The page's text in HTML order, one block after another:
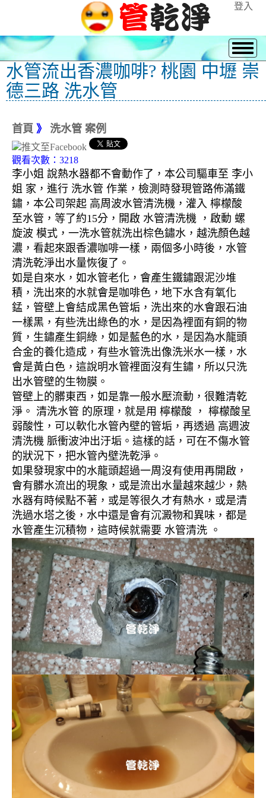
登入
水管流出香濃咖啡? 桃園 中壢 崇
德三路 洗水管
首頁 》 洗水管 案例
觀看次數：3218
李小姐 說熱水器都不會動作了，本公司驅車至 李小
姐 家，進行 洗水管 作業，檢測時發現管路佈滿鐵
鏽，本公司架起 高周波水管清洗機，灌入 檸檬酸
至水管，等了約15分，開啟 水管清洗機 ，啟動 螺
旋波 模式，一洗水管就洗出棕色鏽水，越洗顏色越
濃，看起來跟香濃咖啡一樣，兩個多小時後，水管
清洗乾淨出水量恢復了。
如是自來水，如水管老化，會產生鐵鏽跟泥沙堆
積，洗出來的水就會是咖啡色，地下水含有氧化
錳，管壁上會結成黑色管垢，洗出來的水會跟石油
一樣黑，有些洗出綠色的水，是因為裡面有銅的物
質，生鏽產生銅綠，如是藍色的水，是因為水龍頭
合金的養化造成，有些水管洗出像洗米水一樣，水
會是黃白色，這說明水管裡面沒有生鏽，所以只洗
出水管壁的生物膜。
管壁上的髒東西，如是靠一般水壓流動，很難清乾
淨。 清洗水管 的原理，就是用 檸檬酸 ， 檸檬酸呈
弱酸性，可以軟化水管內壁的管垢，再透過 高週波
清洗機 脈衝波沖出汙垢。這樣的話，可在不傷水管
的狀況下，把水管內壁洗乾淨。
如果發現家中的水龍頭超過一周沒有使用再開啟，
會有髒水流出的現象，或是流出水量越來越少，熱
水器有時候點不著，或是等很久才有熱水，或是清
洗過水塔之後，水中還是會有沉澱物和異味，都是
水管產生沉積物，這時候就需要 水管清洗 。